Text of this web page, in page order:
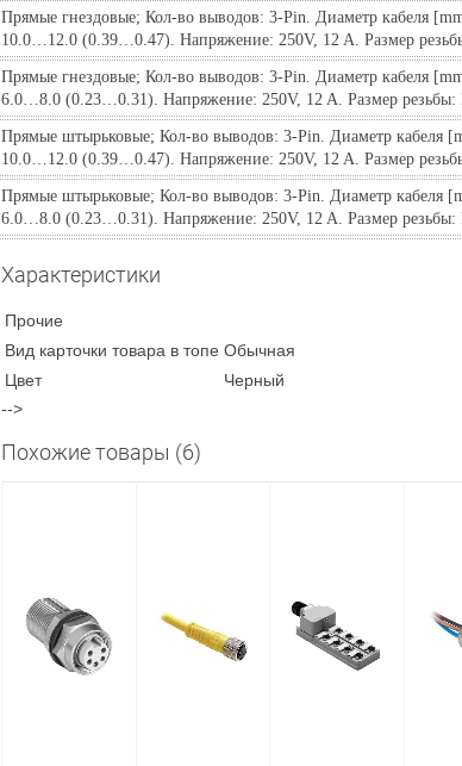
Прямые гнездовые; Кол-во выводов: 3-Pin. Диаметр кабеля
10.0…12.0 (0.39…0.47). Напряжение: 250V, 12 A. Размер
Прямые гнездовые; Кол-во выводов: 3-Pin. Диаметр кабеля
6.0…8.0 (0.23…0.31). Напряжение: 250V, 12 A. Размер резьбы:
Прямые штырьковые; Кол-во выводов: 3-Pin. Диаметр кабеля
10.0…12.0 (0.39…0.47). Напряжение: 250V, 12 A. Размер
Прямые штырьковые; Кол-во выводов: 3-Pin. Диаметр кабеля
6.0…8.0 (0.23…0.31). Напряжение: 250V, 12 A. Размер резьбы:
Характеристики
Прочие
Вид карточки товара в топе Обычная
Цвет
Черный
-->
Похожие товары (6)